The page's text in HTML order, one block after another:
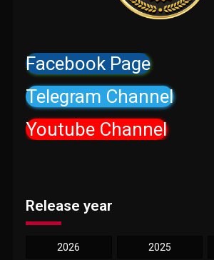
Facebook Page
Telegram Channel
Youtube Channel
Release year
2026 2025